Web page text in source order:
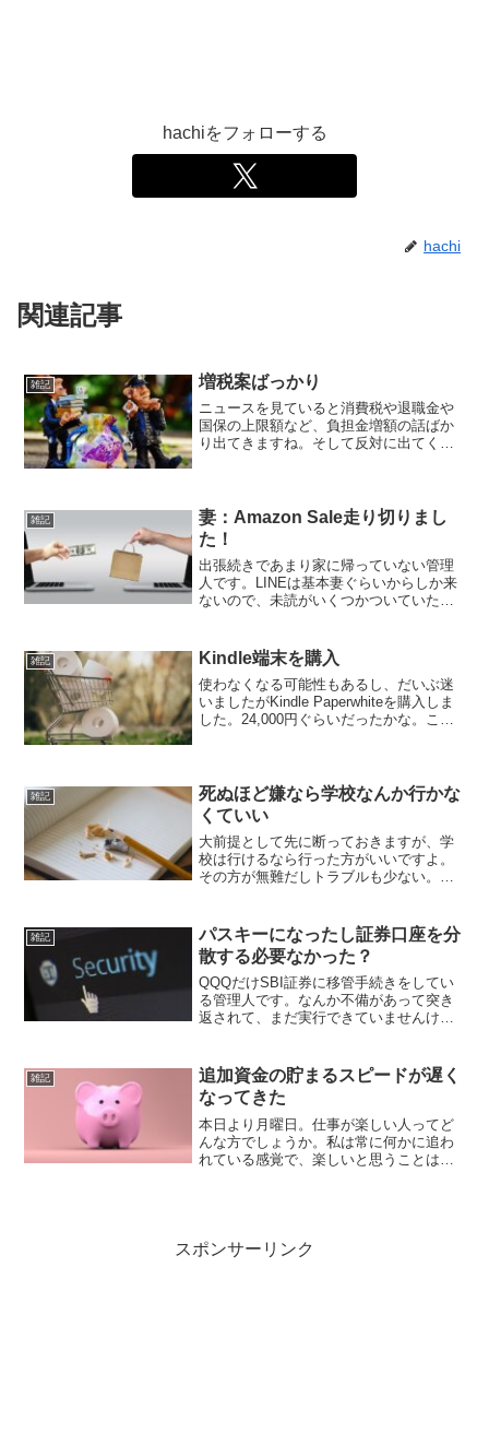
hachiをフォローする
hachi
関連記事
雑記 増税案ばっかり
ニュースを見ていると消費税や退職金や
国保の上限額など、負担金増額の話ばか
り出てきますね。そして反対に出てくる
たけど。いつもこの話をし...
雑記
妻：Amazon Sale走り切りまし
た！
出張続きであまり家に帰っていない管理
人です。LINEは基本妻ぐらいからしか来
ないので、未読がいくつかついていたら
のAmazon Sale・・・走り切りまし
た！」・・・そ...
雑記 Kindle端末を購入
使わなくなる可能性もあるし、だいぶ迷
いましたがKindle Paperwhiteを購入しま
した。24,000円ぐらいだったかな。これ
性...
雑記
死ぬほど嫌なら学校なんか行かな
くていい
大前提として先に断っておきますが、学
校は行けるなら行った方がいいですよ。
その方が無難だしトラブルも少ない。日
す。でもね、本当に嫌なら、死ぬほど困
っているなら命かけてまで行...
雑記
パスキーになったし証券口座を分
散する必要なかった？
QQQだけSBI証券に移管手続きをしてい
る管理人です。なんか不備があって突き
返されて、まだ実行できていませんけど
証券口座を作ったのですが、ここにきて
携帯と連動してパスキ...
雑記
追加資金の貯まるスピードが遅く
なってきた
本日より月曜日。仕事が楽しい人ってど
んな方でしょうか。私は常に何かに追わ
れている感覚で、楽しいと思うことはあ
スポンサーリンク